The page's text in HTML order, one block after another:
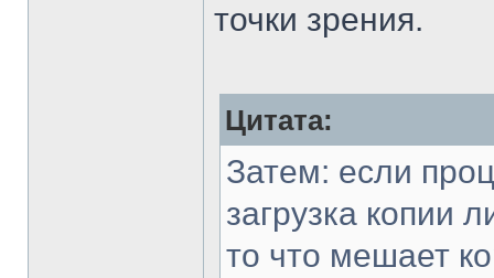
точки зрения.
Цитата:
Затем: если
загрузка копии
то что мешает